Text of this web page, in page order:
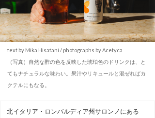
text by Mika Hisatani / photographs by Acetyca
（写真）自然な酢の色を反映した琥珀色のドリンクは、と
てもナチュラルな味わい。果汁やリキュールと混ぜればカ
クテルにもなる。
北イタリア・ロンバルディア州サロンノにある